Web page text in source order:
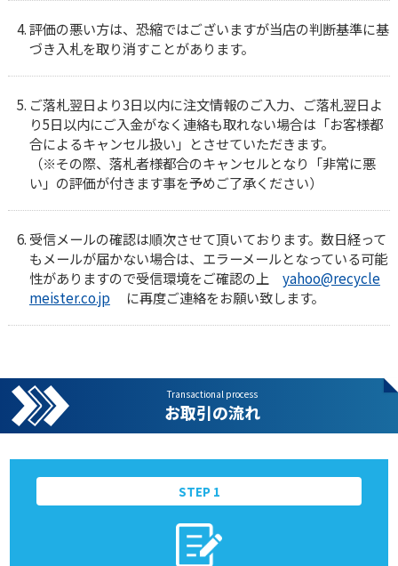
評価の悪い方は、恐縮ではございますが当店の判断基準に基
づき入札を取り消すことがあります。
ご落札翌日より3日以内に注文情報のご入力、ご落札翌日よ
り5日以内にご入金がなく連絡も取れない場合は「お客様都
合によるキャンセル扱い」とさせていただきます。
（※その際、落札者様都合のキャンセルとなり「非常に悪
い」の評価が付きます事を予めご了承ください）
受信メールの確認は順次させて頂いております。数日経って
もメールが届かない場合は、エラーメールとなっている可能
性がありますので受信環境をご確認の上 yahoo@recycle
meister.co.jp に再度ご連絡をお願い致します。
Transactional process
お取引の流れ
STEP 1